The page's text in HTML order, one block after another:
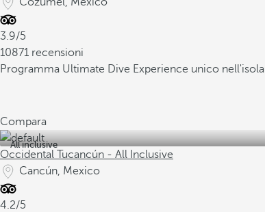
3.9/5
10871 recensioni
Programma Ultimate Dive Experience unico nell'isola
Compara
All inclusive
Occidental Tucancún - All Inclusive
Cancún, Mexico
4.2/5